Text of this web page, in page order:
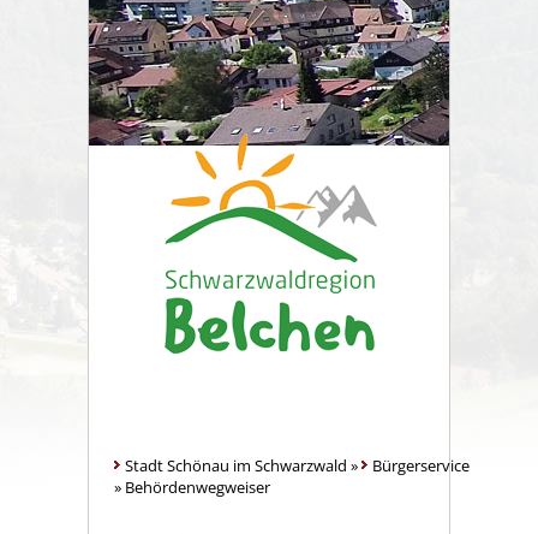
Stadt Schönau im Schwarzwald »
Bürgerservice
» Behördenwegweiser